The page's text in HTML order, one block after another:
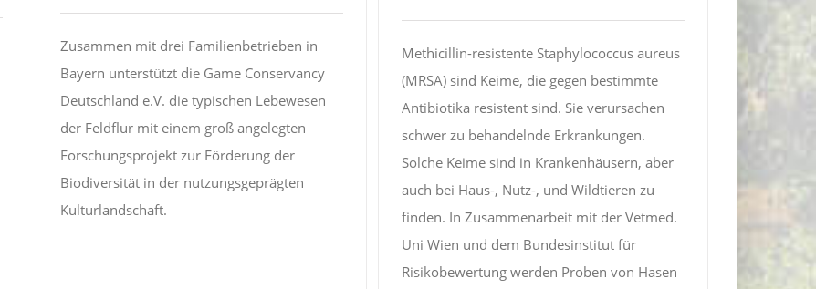
Zusammen mit drei Familienbetrieben in
Bayern unterstützt die Game Conservancy
Deutschland e.V. die typischen Lebewesen
der Feldflur mit einem groß angelegten
Forschungsprojekt zur Förderung der
Biodiversität in der nutzungsgeprägten
Kulturlandschaft.
Methicillin-resistente Staphylococcus aureus
(MRSA) sind Keime, die gegen bestimmte
Antibiotika resistent sind. Sie verursachen
schwer zu behandelnde Erkrankungen.
Solche Keime sind in Krankenhäusern, aber
auch bei Haus-, Nutz-, und Wildtieren zu
finden. In Zusammenarbeit mit der Vetmed.
Uni Wien und dem Bundesinstitut für
Risikobewertung werden Proben von Hasen